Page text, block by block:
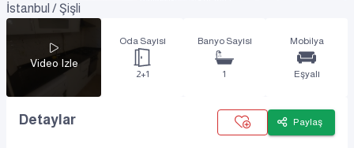
İstanbul / Şişli
Video Izle
Oda Sayısı
2+1
Banyo Sayısı
1
Mobilya
Eşyalı
Detaylar Paylaş